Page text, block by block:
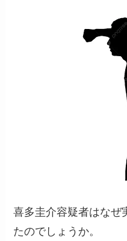
喜多圭介容疑者はなぜ
たのでしょうか。